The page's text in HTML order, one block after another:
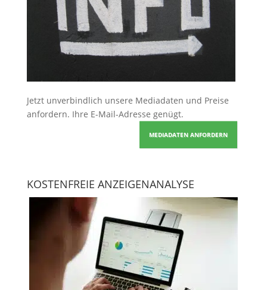
Jetzt unverbindlich unsere Mediadaten und Preise
anfordern. Ihre E-Mail-Adresse genügt.
MEDIADATEN ANFORDERN
KOSTENFREIE ANZEIGENANALYSE